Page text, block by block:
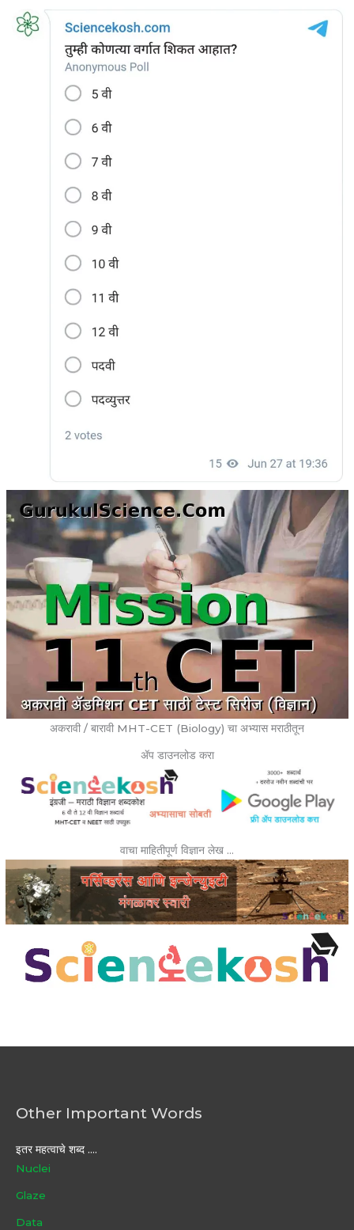
अकरावी / बारावी MHT-CET (Biology) चा अभ्यास मराठीतून
ॲप डाउनलोड करा
वाचा माहितीपूर्ण विज्ञान लेख …
Other Important Words
इतर महत्वाचे शब्द ....
Nuclei
Glaze
Data